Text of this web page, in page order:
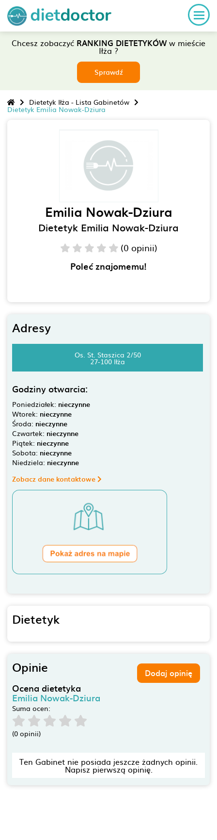
Chcesz zobaczyć RANKING DIETETYKÓWw mieście
Iłża ?
Sprawdź
Dietetyk Iłża - Lista Gabinetów
Dietetyk Emilia Nowak-Dziura
Emilia Nowak-Dziura
Dietetyk Emilia Nowak-Dziura
(0 opinii)
Poleć znajomemu!
Adresy
Os. St. Staszica 2/50
27-100 Iłża
Godziny otwarcia:
Poniedziałek: nieczynne
Wtorek: nieczynne
Środa: nieczynne
Czwartek: nieczynne
Piątek: nieczynne
Sobota: nieczynne
Niedziela: nieczynne
Zobacz dane kontaktowe
Dietetyk
Opinie Dodaj opinię
Ocena dietetyka
Emilia Nowak-Dziura
Suma ocen:
(0 opinii)
Ten Gabinet nie posiada jeszcze żadnych opinii.
Napisz pierwszą opinię.